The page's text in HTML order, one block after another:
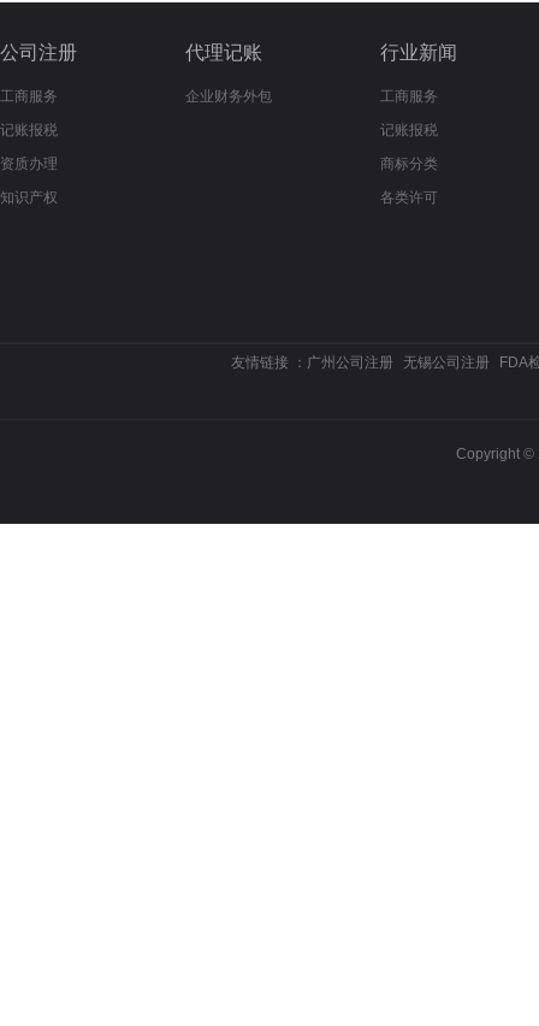
公司注册
工商服务
记账报税
资质办理
知识产权
代理记账
企业财务外包
行业新闻
工商服务
记账报税
商标分类
各类许可
友情链接 ： 广州公司注册 无锡公司注册 FDA
Copyright ©